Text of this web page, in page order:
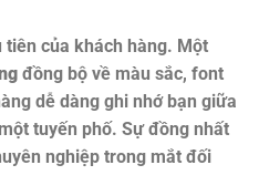
của khách hàng. Một
đồng bộ về màu sắc, font
dễ dàng ghi nhớ bạn giữa
tuyến phố. Sự đồng nhất
nghiệp trong mắt đối